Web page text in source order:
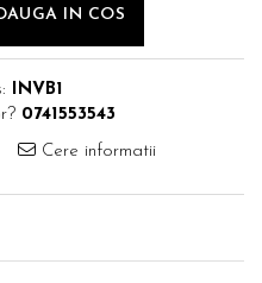
IN COS
INVB1
0741553543
Cere informatii